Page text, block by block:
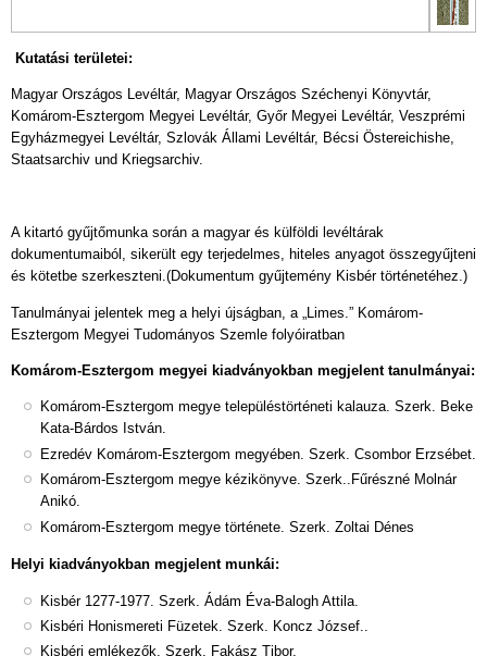
Kutatási területei:
Magyar Országos Levéltár, Magyar Országos Széchenyi Könyvtár,
Komárom-Esztergom Megyei Levéltár, Győr Megyei Levéltár, Veszprémi
Egyházmegyei Levéltár, Szlovák Állami Levéltár, Bécsi Östereichishe,
Staatsarchiv und Kriegsarchiv.
A kitartó gyűjtőmunka során a magyar és külföldi levéltárak
dokumentumaiból, sikerült egy terjedelmes, hiteles anyagot összegyűjteni
és kötetbe szerkeszteni.(Dokumentum gyűjtemény Kisbér történetéhez.)
Tanulmányai jelentek meg a helyi újságban, a „Limes.” Komárom-
Esztergom Megyei Tudományos Szemle folyóiratban
Komárom-Esztergom megyei kiadványokban megjelent tanulmányai:
Komárom-Esztergom megye településtörténeti kalauza. Szerk. Beke
Kata-Bárdos István.
Ezredév Komárom-Esztergom megyében. Szerk. Csombor Erzsébet.
Komárom-Esztergom megye kézikönyve. Szerk..Fűrészné Molnár
Anikó.
Komárom-Esztergom megye története. Szerk. Zoltai Dénes
Helyi kiadványokban megjelent munkái:
Kisbér 1277-1977. Szerk. Ádám Éva-Balogh Attila.
Kisbéri Honismereti Füzetek. Szerk. Koncz József..
Kisbéri emlékezők. Szerk. Fakász Tibor.